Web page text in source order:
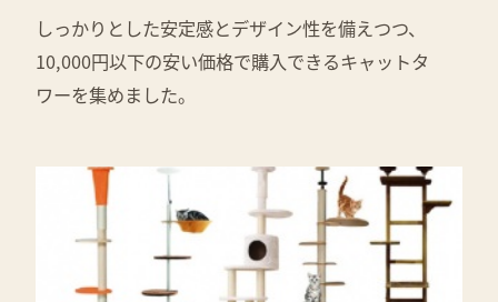
しっかりとした安定感とデザイン性を備えつつ、
10,000円以下の安い価格で購入できるキャットタ
ワーを集めました。